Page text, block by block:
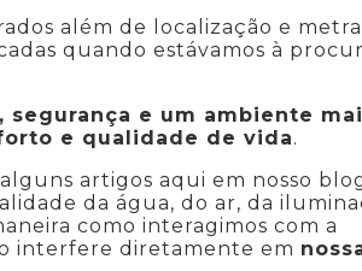
além de localização e
quando estávamos à
segurança e um ambiente
e qualidade de vida.
artigos aqui em nosso
da água, do ar, da
como interagimos com a
interfere diretamente em